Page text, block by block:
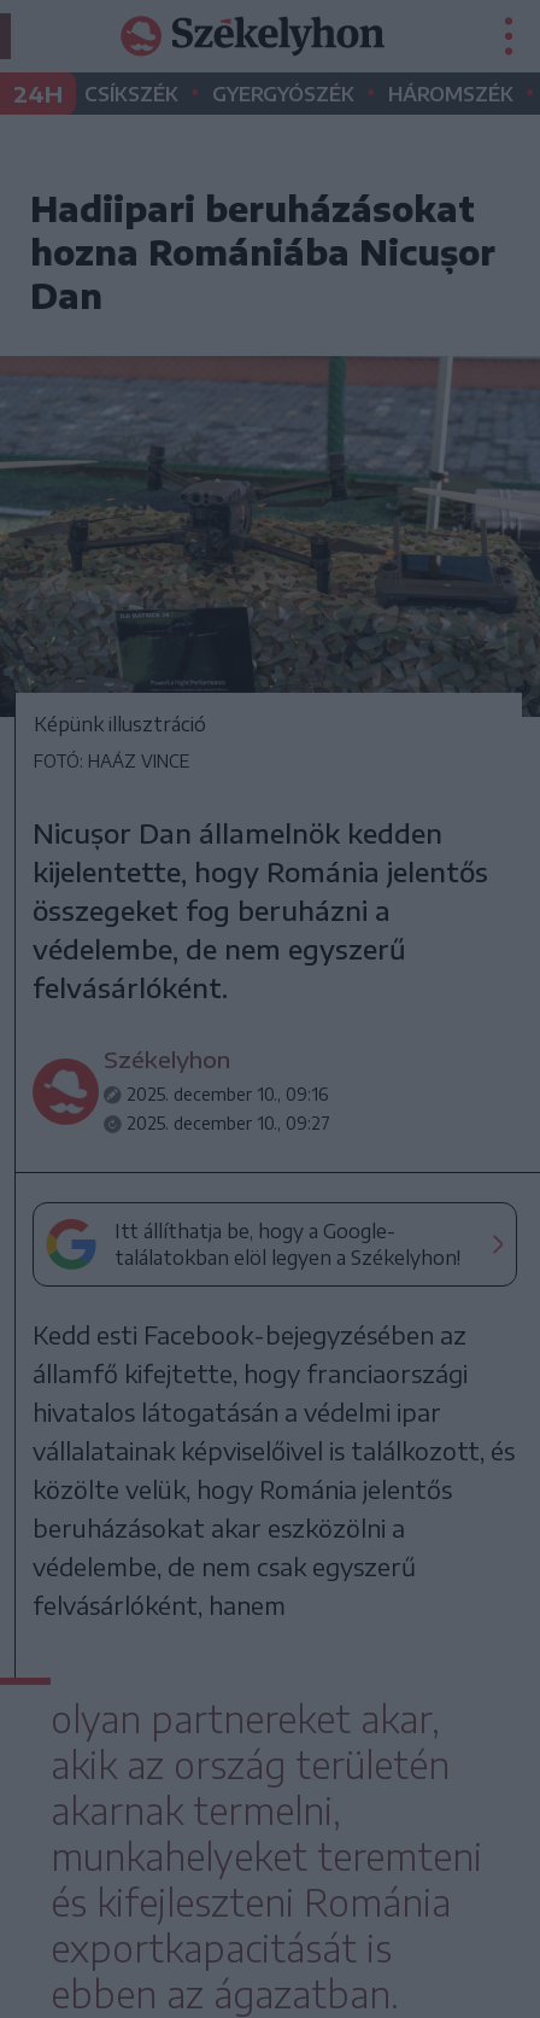
24H CSÍKSZÉK • GYERGYÓSZÉK • HÁROMSZÉK •
Hadiipari beruházásokat
hozna Romániába Nicușor
Dan
Képünk illusztráció
FOTÓ: HAÁZ VINCE
Nicușor Dan államelnök kedden
kijelentette, hogy Románia jelentős
összegeket fog beruházni a
védelembe, de nem egyszerű
felvásárlóként.
Székelyhon
2025. december 10., 09:16
2025. december 10., 09:27
Itt állíthatja be, hogy a Google-
találatokban elöl legyen a Székelyhon!
Kedd esti Facebook-bejegyzésében az
államfő kifejtette, hogy franciaországi
hivatalos látogatásán a védelmi ipar
vállalatainak képviselőivel is találkozott, és
közölte velük, hogy Románia jelentős
beruházásokat akar eszközölni a
védelembe, de nem csak egyszerű
felvásárlóként, hanem
olyan partnereket akar,
akik az ország területén
akarnak termelni,
munkahelyeket teremteni
és kifejleszteni Románia
exportkapacitását is
ebben az ágazatban.